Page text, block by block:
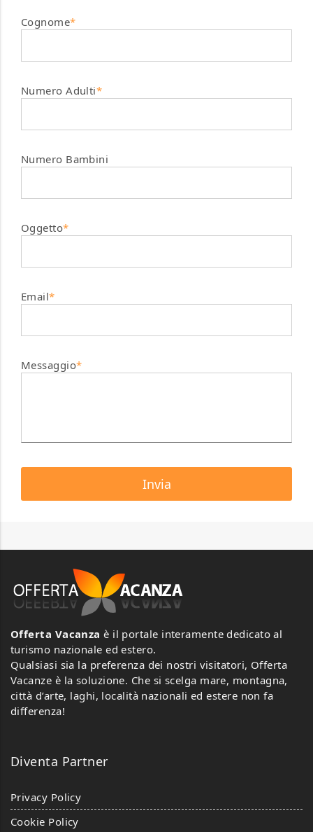
Cognome*
Numero Adulti*
Numero Bambini
Oggetto*
Email*
Messaggio*
Offerta Vacanza è il portale interamente dedicato al
turismo nazionale ed estero.
Qualsiasi sia la preferenza dei nostri visitatori, Offerta
Vacanze è la soluzione. Che si scelga mare, montagna,
città d’arte, laghi, località nazionali ed estere non fa
differenza!
Diventa Partner
Privacy Policy
Cookie Policy